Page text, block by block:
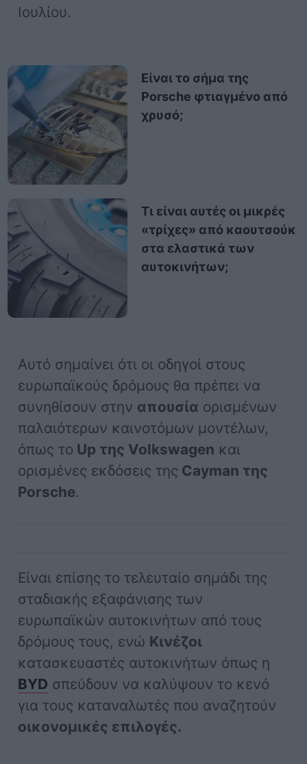
Ιουλίου.
Είναι το σήμα της
Porsche φτιαγμένο από
χρυσό;
Τι είναι αυτές οι μικρές
«τρίχες» από καουτσούκ
στα ελαστικά των
αυτοκινήτων;
Αυτό σημαίνει ότι οι οδηγοί στους
ευρωπαϊκούς δρόμους θα πρέπει να
συνηθίσουν στην απουσία ορισμένων
παλαιότερων καινοτόμων μοντέλων,
όπως το Up της Volkswagen και
ορισμένες εκδόσεις της Cayman της
Porsche.
Είναι επίσης το τελευταίο σημάδι της
σταδιακής εξαφάνισης των
ευρωπαϊκών αυτοκινήτων από τους
δρόμους τους, ενώ Κινέζοι
κατασκευαστές αυτοκινήτων όπως η
BYD σπεύδουν να καλύψουν το κενό
για τους καταναλωτές που αναζητούν
οικονομικές επιλογές.